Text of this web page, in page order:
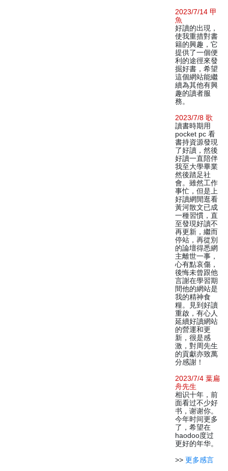
2023/7/14 甲
魚
好讀的出現，
使我重措對書
籍的興趣，它
提供了一個便
利的途徑來發
掘好書，希望
這個網站能繼
續為其他有興
趣的讀者服
務。
2023/7/8 歌
讀書時期用
pocket pc 看
書持資源發現
了好讀，然後
好讀一直陪伴
我至大學畢業
然後踏足社
會。雖然工作
事忙，但是上
好讀網閒逛看
黃河散文已成
一種習慣，直
至發現好讀不
再更新，繼而
停站，再從別
的論壇得悉網
主離世一事，
心有點哀傷，
後悔未曾跟他
言謝在學習期
間他的網站是
我的精神食
糧。見到好讀
重啟，有心人
延續好讀網站
的營運和更
新，很是感
激，對周先生
的貢獻亦致萬
分感謝！
2023/7/4 葉扁
舟先生
相识十年，前
面看过不少好
书，谢谢你。
今年时间更多
了，希望在
haodoo度过
更好的年华。
>> 更多感言